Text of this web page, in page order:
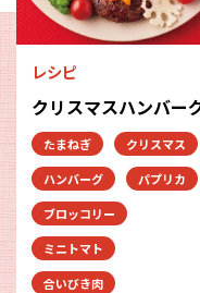
レシピ
クリスマスハンバー
たまねぎ
クリスマス
ハンバーグ
パプリカ
ブロッコリー
ミニトマト
合いびき肉